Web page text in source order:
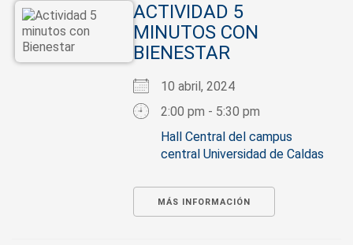
ACTIVIDAD 5
MINUTOS CON
BIENESTAR
10 abril, 2024
2:00 pm - 5:30 pm
Hall Central del campus
central Universidad de Caldas
MÁS INFORMACIÓN